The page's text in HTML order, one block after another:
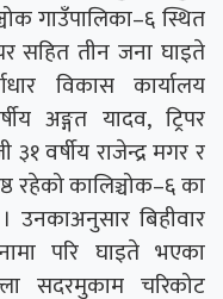
गाउँपालिका–६ स्थित
सहित तीन जना घाइते
विकास कार्यालय
अङ्गत यादव, ट्रिपर
वर्षीय राजेन्द्र मगर र
रहेको कालिञ्चोक–६ का
उनकाअनुसार बिहीवार
परि घाइते भएका
सदरमुकाम चरिकोट